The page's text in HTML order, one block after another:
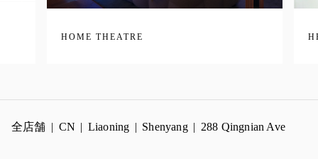
HOME THEATRE
全店舗 CN Liaoning Shenyang 288 Qingnian Ave